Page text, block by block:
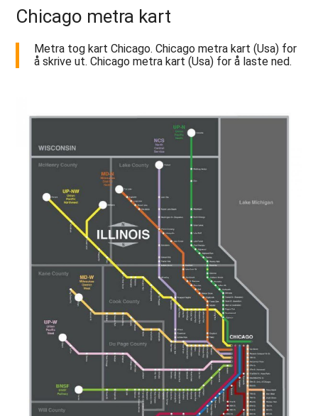
Chicago metra kart
Metra tog kart Chicago. Chicago metra kart (Usa) for
å skrive ut. Chicago metra kart (Usa) for å laste ned.